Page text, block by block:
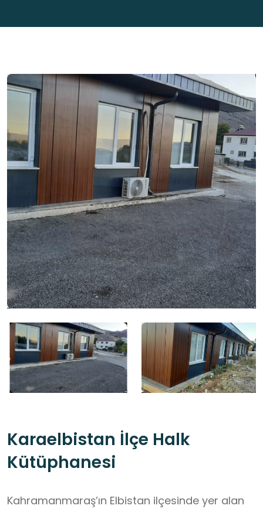
Karaelbistan İlçe Halk
Kütüphanesi
Kahramanmaraş’ın Elbistan ilçesinde yer alan